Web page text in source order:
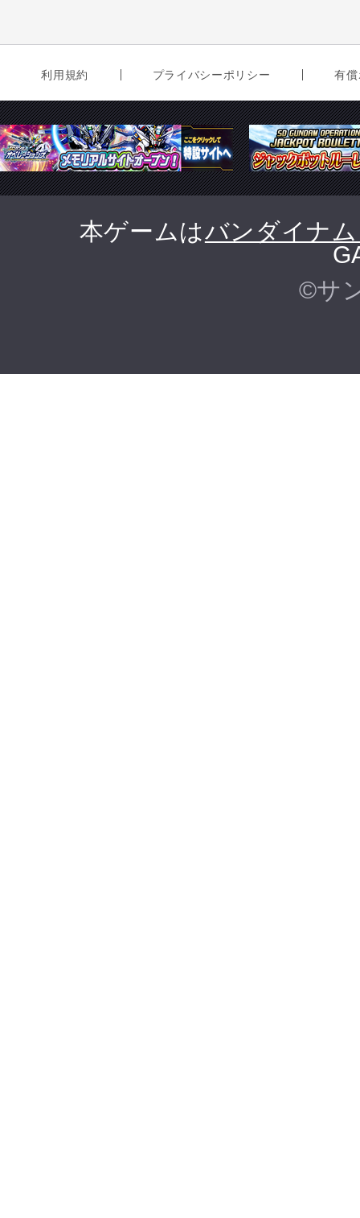
利用規約 プライバシーポリシー 有
本ゲームはバンダイナ
©サ